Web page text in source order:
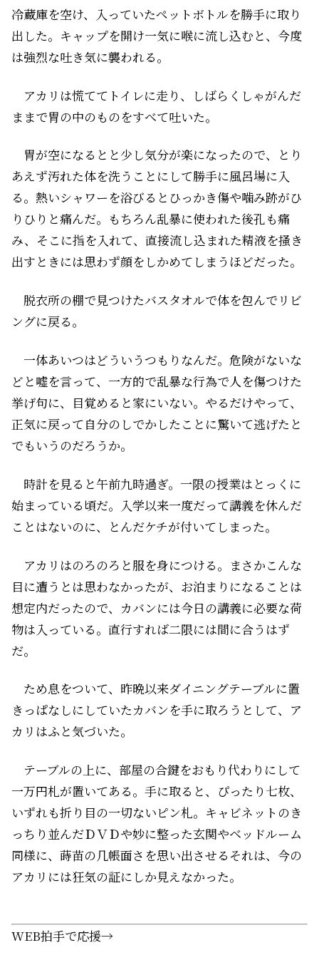
冷蔵庫を空け、入っていたペットボトルを勝手に取り
出した。キャップを開け一気に喉に流し込むと、今度
は強烈な吐き気に襲われる。
アカリは慌ててトイレに走り、しばらくしゃがんだ
ままで胃の中のものをすべて吐いた。
胃が空になるとと少し気分が楽になったので、とり
あえず汚れた体を洗うことにして勝手に風呂場に入
る。熱いシャワーを浴びるとひっかき傷や噛み跡がひ
りひりと痛んだ。もちろん乱暴に使われた後孔も痛
み、そこに指を入れて、直接流し込まれた精液を掻き
出すときには思わず顔をしかめてしまうほどだった。
脱衣所の棚で見つけたバスタオルで体を包んでリビ
ングに戻る。
一体あいつはどういうつもりなんだ。危険がないな
どと嘘を言って、一方的で乱暴な行為で人を傷つけた
挙げ句に、目覚めると家にいない。やるだけやって、
正気に戻って自分のしでかしたことに驚いて逃げたと
でもいうのだろうか。
時計を見ると午前九時過ぎ。一限の授業はとっくに
始まっている頃だ。入学以来一度だって講義を休んだ
ことはないのに、とんだケチが付いてしまった。
アカリはのろのろと服を身につける。まさかこんな
目に遭うとは思わなかったが、お泊まりになることは
想定内だったので、カバンには今日の講義に必要な荷
物は入っている。直行すれば二限には間に合うはず
だ。
ため息をついて、昨晩以来ダイニングテーブルに置
きっぱなしにしていたカバンを手に取ろうとして、ア
カリはふと気づいた。
テーブルの上に、部屋の合鍵をおもり代わりにして
一万円札が置いてある。手に取ると、ぴったり七枚、
いずれも折り目の一切ないピン札。キャビネットのき
っちり並んだＤＶＤや妙に整った玄関やベッドルーム
同様に、蒔苗の几帳面さを思い出させるそれは、今の
アカリには狂気の証にしか見えなかった。
WEB拍手で応援→